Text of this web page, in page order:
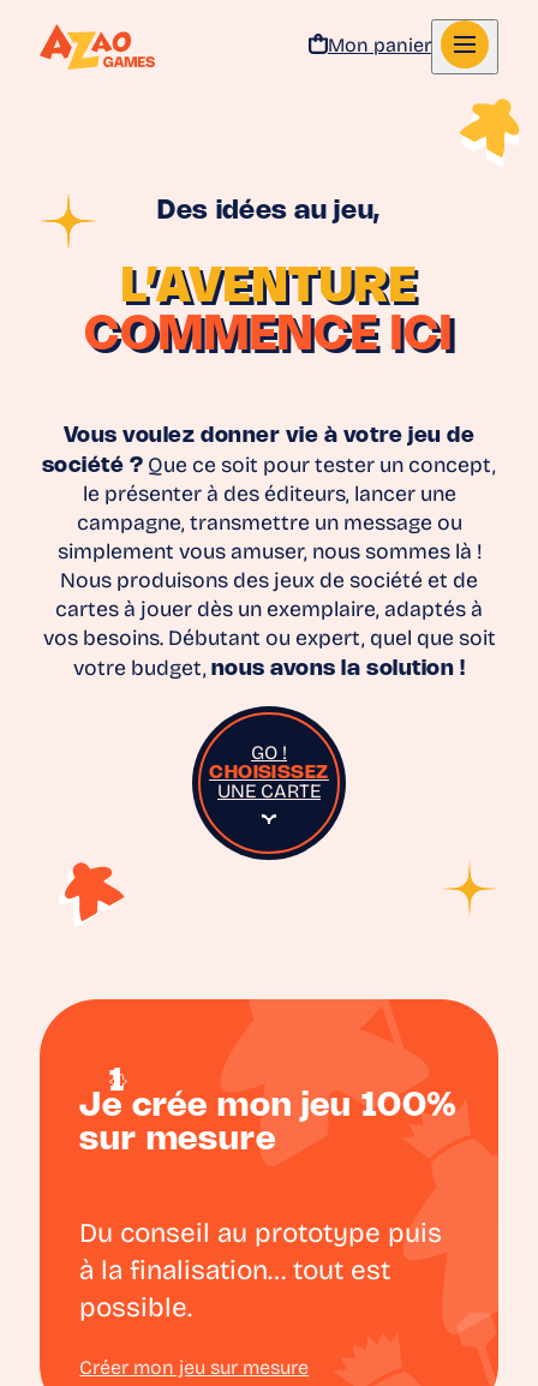
Mon panier
Des idées au jeu,
L’AVENTURE
COMMENCE ICI
Vous voulez donner vie à votre jeu de
société ? Que ce soit pour tester un concept,
le présenter à des éditeurs, lancer une
campagne, transmettre un message ou
simplement vous amuser, nous sommes là !
Nous produisons des jeux de société et de
cartes à jouer dès un exemplaire, adaptés à
vos besoins. Débutant ou expert, quel que soit
votre budget, nous avons la solution !
GO !
CHOISISSEZ
UNE CARTE
Je crée mon jeu 100%
sur mesure
Du conseil au prototype puis
à la finalisation… tout est
possible.
Créer mon jeu sur mesure